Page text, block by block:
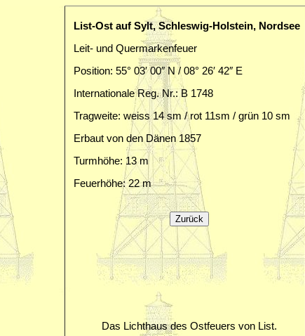
List-Ost auf Sylt, Schleswig-Holstein, Nordsee
Leit- und Quermarkenfeuer
Position: 55° 03′ 00″ N / 08° 26′ 42″ E
Internationale Reg. Nr.: B 1748
Tragweite: weiss 14 sm / rot 11sm / grün 10 sm
Erbaut von den Dänen 1857
Turmhöhe: 13 m
Feuerhöhe: 22 m
Das Lichthaus des Ostfeuers von List.